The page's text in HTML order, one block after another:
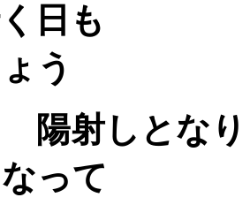
日も
う
陽射しとなり
って